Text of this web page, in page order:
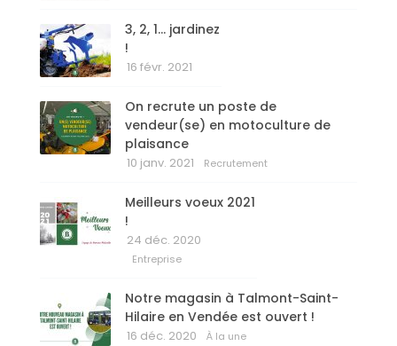
3, 2, 1… jardinez
!
16 févr. 2021
On recrute un poste de
vendeur(se) en motoculture de
plaisance
10 janv. 2021 Recrutement
Meilleurs voeux 2021
!
24 déc. 2020
Entreprise
Notre magasin à Talmont-Saint-
Hilaire en Vendée est ouvert !
16 déc. 2020 À la une